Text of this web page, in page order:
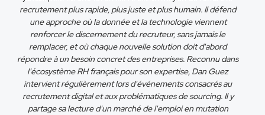
recrutement plus rapide, plus juste et plus humain. Il défend
une approche où la donnée et la technologie viennent
renforcer le discernement du recruteur, sans jamais le
remplacer, et où chaque nouvelle solution doit d'abord
répondre à un besoin concret des entreprises. Reconnu dans
l'écosystème RH français pour son expertise, Dan Guez
intervient régulièrement lors d'événements consacrés au
recrutement digital et aux problématiques de sourcing. Il y
partage sa lecture d'un marché de l'emploi en mutation